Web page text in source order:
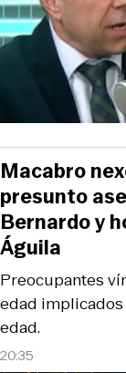
20:35
Preocupantes
edad
edad.
Macabro
presunto
Bernardo y
Águila